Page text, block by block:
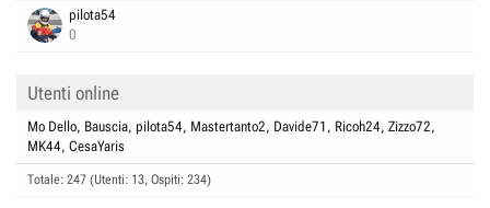
pilota54
0
Utenti online
Mo Dello Bauscia pilota54 Mastertanto2 Davide71 Ricoh24 Zizzo72
MK44 CesaYaris
Totale: 247 (Utenti: 13, Ospiti: 234)